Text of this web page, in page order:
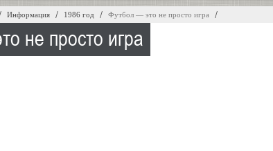
Информация 1986 год Футбол — это не просто игра
не просто игра